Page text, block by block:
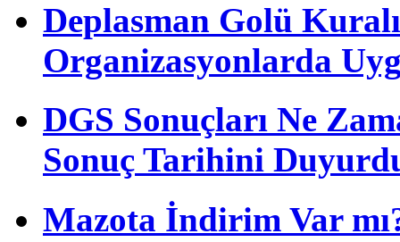
Deplasman Golü
Organizasyonlarda
DGS Sonuçları Ne
Sonuç Tarihini
Mazota İndirim Var